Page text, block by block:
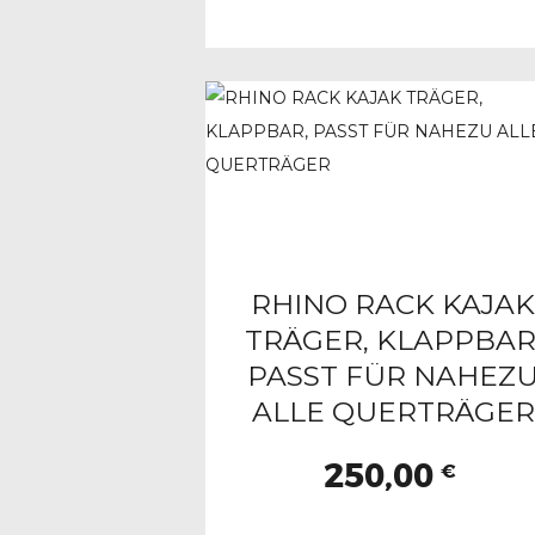
RHINO RACK KAJAK
TRÄGER,
PASST FÜR NAHEZU
ALLE QUERTRÄGER
250,00€